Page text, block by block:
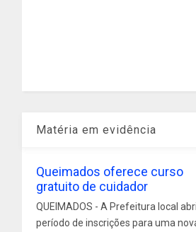
Matéria em evidência
Queimados oferece curso
gratuito de cuidador
QUEIMADOS - A Prefeitura local
período de inscrições para uma